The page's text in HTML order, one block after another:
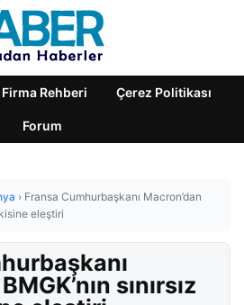
Firma Rehberi Çerez Politikası
Forum
› Fransa Cumhurbaşkanı Macron’dan
eleştiri
sınırsız